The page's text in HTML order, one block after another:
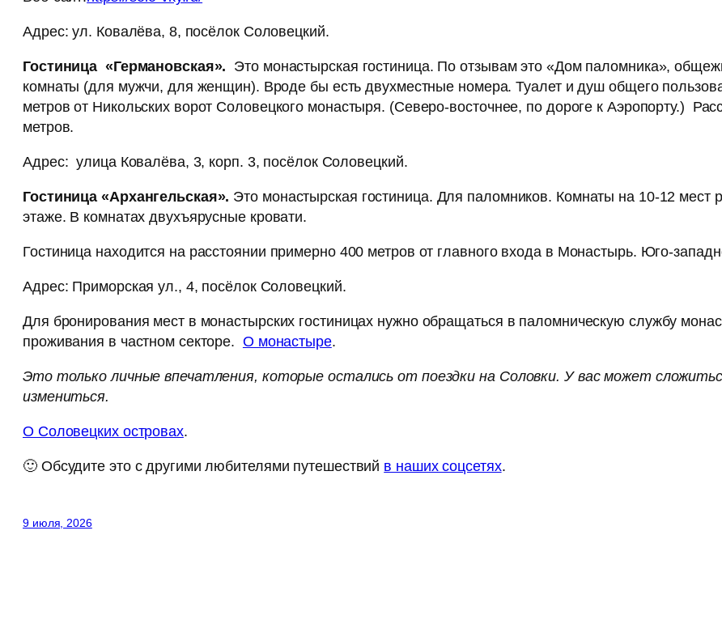
Адрес: ул. Ковалёва, 8, посёлок Соловецкий.
Гостиница «Германовская». Это монастырская гостиница. По отзывам это «Дом паломника»,
комнаты (для мужчи, для женщин). Вроде бы есть двухместные номера. Туалет и душ общего
метров от Никольских ворот Соловецкого монастыря. (Северо-восточнее, по дороге к Аэропорту.)
метров.
Адрес: улица Ковалёва, 3, корп. 3, посёлок Соловецкий.
Гостиница «Архангельская». Это монастырская гостиница. Для паломников. Комнаты на 10-12 мест
этаже. В комнатах двухъярусные кровати.
Гостиница находится на расстоянии примерно 400 метров от главного входа в Монастырь. Юго-
Адрес: Приморская ул., 4, посёлок Соловецкий.
Для бронирования мест в монастырских гостиницах нужно обращаться в паломническую службу
проживания в частном секторе. О монастыре.
Это только личные впечатления, которые остались от поездки на Соловки. У вас может
измениться.
О Соловецких островах.
🙂 Обсудите это с другими любителями путешествий в наших соцсетях.
9 июля, 2026